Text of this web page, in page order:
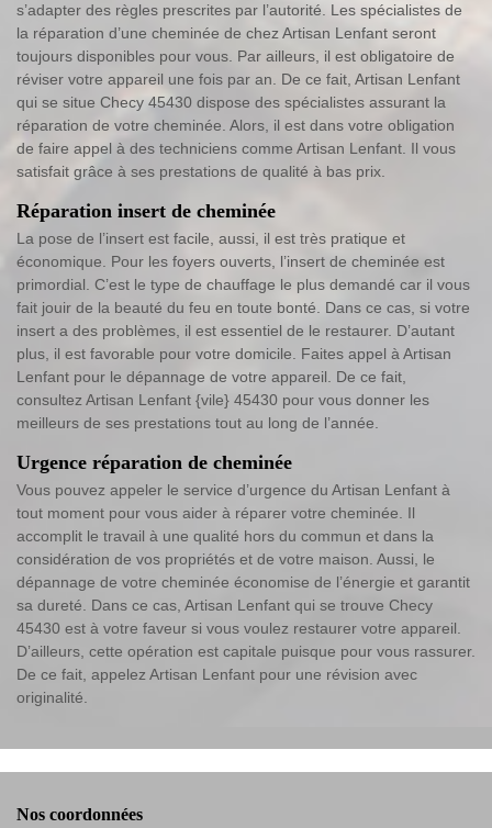
s’adapter des règles prescrites par l’autorité. Les spécialistes de
la réparation d’une cheminée de chez Artisan Lenfant seront
toujours disponibles pour vous. Par ailleurs, il est obligatoire de
réviser votre appareil une fois par an. De ce fait, Artisan Lenfant
qui se situe Checy 45430 dispose des spécialistes assurant la
réparation de votre cheminée. Alors, il est dans votre obligation
de faire appel à des techniciens comme Artisan Lenfant. Il vous
satisfait grâce à ses prestations de qualité à bas prix.
Réparation insert de cheminée
La pose de l’insert est facile, aussi, il est très pratique et
économique. Pour les foyers ouverts, l’insert de cheminée est
primordial. C’est le type de chauffage le plus demandé car il vous
fait jouir de la beauté du feu en toute bonté. Dans ce cas, si votre
insert a des problèmes, il est essentiel de le restaurer. D’autant
plus, il est favorable pour votre domicile. Faites appel à Artisan
Lenfant pour le dépannage de votre appareil. De ce fait,
consultez Artisan Lenfant {vile} 45430 pour vous donner les
meilleurs de ses prestations tout au long de l’année.
Urgence réparation de cheminée
Vous pouvez appeler le service d’urgence du Artisan Lenfant à
tout moment pour vous aider à réparer votre cheminée. Il
accomplit le travail à une qualité hors du commun et dans la
considération de vos propriétés et de votre maison. Aussi, le
dépannage de votre cheminée économise de l’énergie et garantit
sa dureté. Dans ce cas, Artisan Lenfant qui se trouve Checy
45430 est à votre faveur si vous voulez restaurer votre appareil.
D’ailleurs, cette opération est capitale puisque pour vous rassurer.
De ce fait, appelez Artisan Lenfant pour une révision avec
originalité.
Nos coordonnées